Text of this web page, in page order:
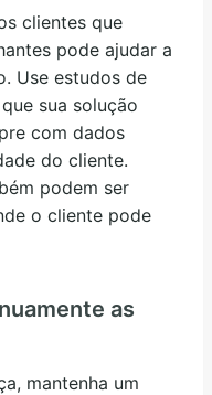
clientes que
pode ajudar a
Use estudos de
sua solução
com dados
do cliente.
podem ser
o cliente pode
as
mantenha um